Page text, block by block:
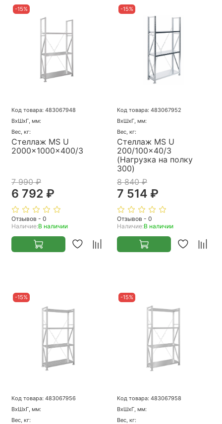
-15%
Код товара: 483067948
ВхШхГ, мм:
Вес, кг:
Стеллаж MS U
2000x1000x400/3
7 990 ₽
6 792 ₽
Отзывов - 0
Наличие:В наличии
-15%
Код товара: 483067952
ВхШхГ, мм:
Вес, кг:
Стеллаж MS U
200/100x40/3
(Нагрузка на полку
300)
8 840 ₽
7 514 ₽
Отзывов - 0
Наличие:В наличии
-15%
Код товара: 483067956
ВхШхГ, мм:
Вес, кг:
-15%
Код товара: 483067958
ВхШхГ, мм:
Вес, кг: